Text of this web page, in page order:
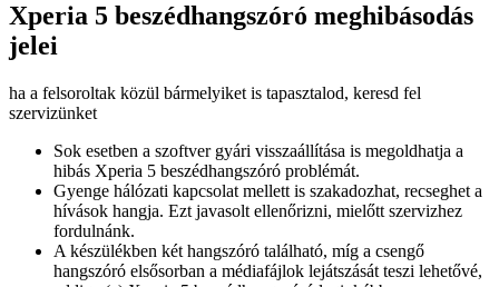
Xperia 5 beszédhangszóró meghibásodás
jelei
ha a felsoroltak közül bármelyiket is tapasztalod, keresd fel
szervizünket
Sok esetben a szoftver gyári visszaállítása is megoldhatja a
hibás Xperia 5 beszédhangszóró problémát.
Gyenge hálózati kapcsolat mellett is szakadozhat, recseghet a
hívások hangja. Ezt javasolt ellenőrizni, mielőtt szervizhez
fordulnánk.
A készülékben két hangszóró található, míg a csengő
hangszóró elsősorban a médiafájlok lejátszását teszi lehetővé,